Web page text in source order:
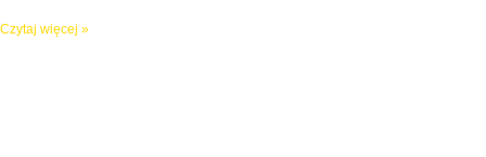
Czytaj więcej »